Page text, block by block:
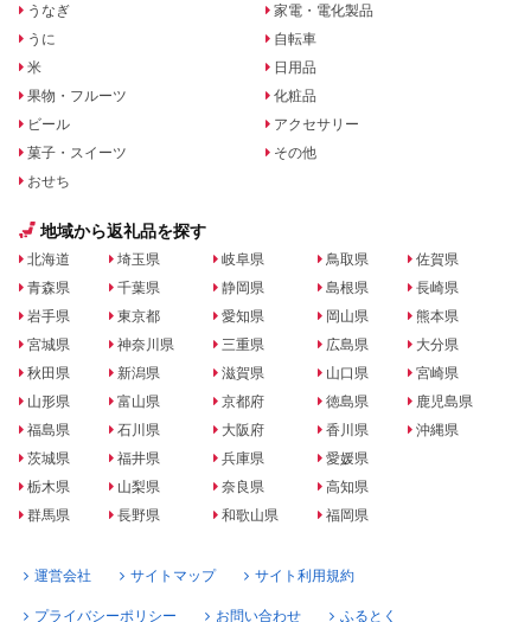
うなぎ
うに
米
果物・フルーツ
ビール
菓子・スイーツ
おせち
家電・電化製品
自転車
日用品
化粧品
アクセサリー
その他
地域から返礼品を探す
北海道
青森県
岩手県
宮城県
秋田県
山形県
福島県
茨城県
栃木県
群馬県
埼玉県
千葉県
東京都
神奈川県
新潟県
富山県
石川県
福井県
山梨県
長野県
岐阜県
静岡県
愛知県
三重県
滋賀県
京都府
大阪府
兵庫県
奈良県
和歌山県
鳥取県
島根県
岡山県
広島県
山口県
徳島県
香川県
愛媛県
高知県
福岡県
佐賀県
長崎県
熊本県
大分県
宮崎県
鹿児島県
沖縄県
運営会社 サイトマップ サイト利用規約
プライバシーポリシー お問い合わせ ふるとく